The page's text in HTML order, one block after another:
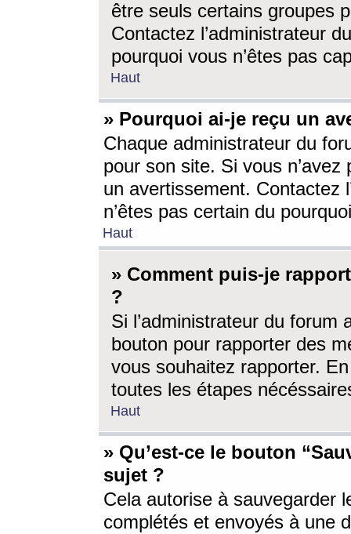
être seuls certains groupes
Contactez l’administrateur
pourquoi vous n’êtes pas
Haut
» Pourquoi ai-je reçu un
Chaque administrateur du
pour son site. Si vous
un avertissement. Contactez
n’êtes pas certain du
Haut
» Comment puis-je
?
Si l’administrateur du forum
bouton pour rapporter des
vous souhaitez rapporter.
toutes les étapes
Haut
» Qu’est-ce le bouton
sujet ?
Cela autorise à sauvegarder
complétés et envoyés à une